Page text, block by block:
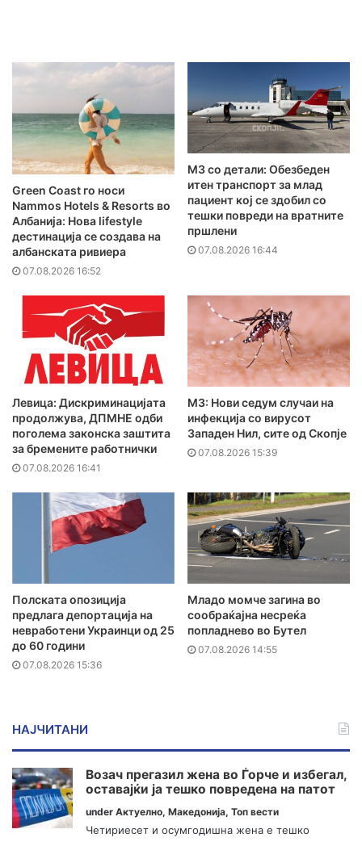
Green Coast го носи
Nammos Hotels & Resorts во
Албанија: Нова lifestyle
дестинација се создава на
албанската ривиера
07.08.2026 16:52
MЗ со детали: Обезбеден
итен транспорт за млад
пациент кој се здобил со
тешки повреди на вратните
пршлени
07.08.2026 16:44
Левица: Дискриминацијата
продолжува, ДПМНЕ одби
поголема законска заштита
за бремените работнички
07.08.2026 16:41
МЗ: Нови седум случаи на
инфекција со вирусот
Западен Нил, сите од Скопје
07.08.2026 15:39
Полската опозиција
предлага депортација на
невработени Украинци од 25
до 60 години
07.08.2026 15:36
Младо момче загина во
сообраќајна несреќа
попладнево во Бутел
07.08.2026 14:55
НАЈЧИТАНИ
Возач прегазил жена во Ѓорче и избегал,
оставајќи ја тешко повредена на патот
under Актуелно, Македонија, Топ вести
Четириесет и осумгодишна жена е тешко